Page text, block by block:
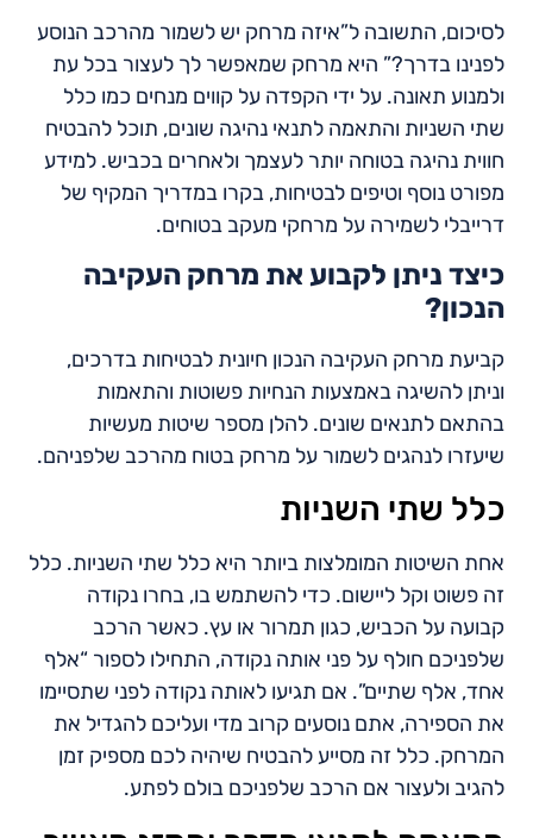
לסיכום, התשובה ל”איזה מרחק יש לשמור מהרכב הנוסע
לפנינו בדרך?” היא מרחק שמאפשר לך לעצור בכל עת
ולמנוע תאונה. על ידי הקפדה על קווים מנחים כמו כלל
שתי השניות והתאמה לתנאי נהיגה שונים, תוכל להבטיח
חווית נהיגה בטוחה יותר לעצמך ולאחרים בכביש. למידע
מפורט נוסף וטיפים לבטיחות, בקרו במדריך המקיף של
דרייבלי לשמירה על מרחקי מעקב בטוחים.
כיצד ניתן לקבוע את מרחק העקיבה
הנכון?
קביעת מרחק העקיבה הנכון חיונית לבטיחות בדרכים,
וניתן להשיגה באמצעות הנחיות פשוטות והתאמות
בהתאם לתנאים שונים. להלן מספר שיטות מעשיות
שיעזרו לנהגים לשמור על מרחק בטוח מהרכב שלפניהם.
כלל שתי השניות
אחת השיטות המומלצות ביותר היא כלל שתי השניות. כלל
זה פשוט וקל ליישום. כדי להשתמש בו, בחרו נקודה
קבועה על הכביש, כגון תמרור או עץ. כאשר הרכב
שלפניכם חולף על פני אותה נקודה, התחילו לספור “אלף
אחד, אלף שתיים”. אם תגיעו לאותה נקודה לפני שתסיימו
את הספירה, אתם נוסעים קרוב מדי ועליכם להגדיל את
המרחק. כלל זה מסייע להבטיח שיהיה לכם מספיק זמן
להגיב ולעצור אם הרכב שלפניכם בולם לפתע.